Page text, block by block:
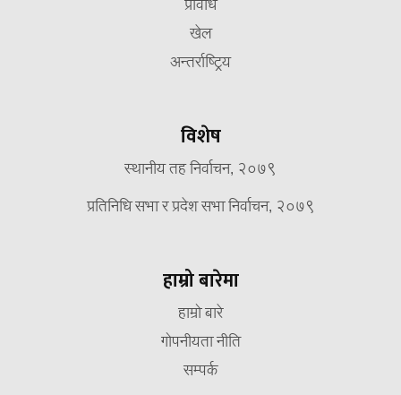
प्रविधि
खेल
अन्तर्राष्ट्रिय
विशेष
स्थानीय तह निर्वाचन, २०७९
प्रतिनिधि सभा र प्रदेश सभा निर्वाचन, २०७९
हाम्रो बारेमा
हाम्रो बारे
गोपनीयता नीति
सम्पर्क